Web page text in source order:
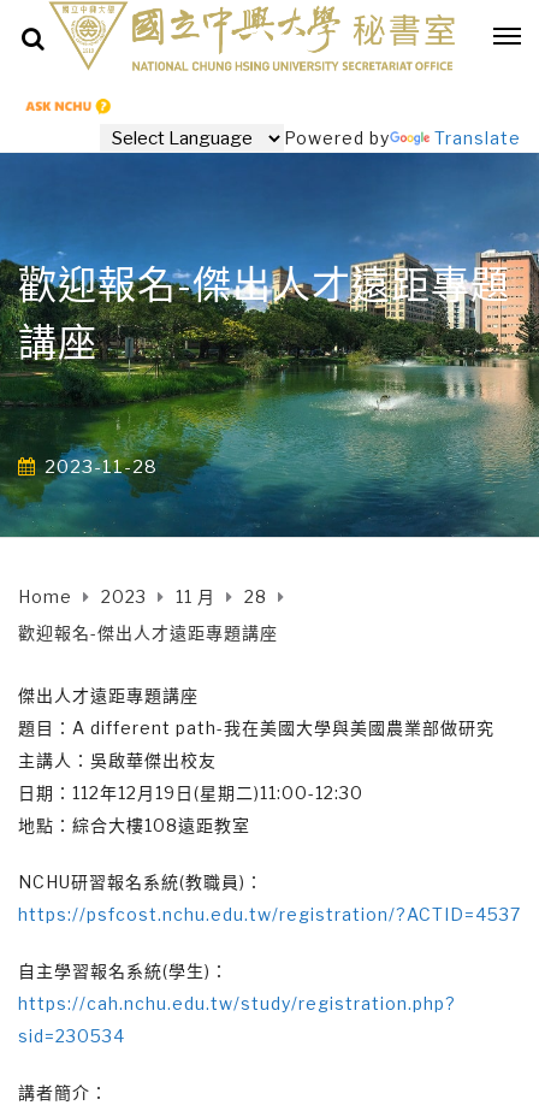
Powered by Translate
歡迎報名-傑出人才遠距專題
講座
2023-11-28
Home 2023 11 月
28
歡迎報名-傑出人才遠距專題講座
傑出人才遠距專題講座
題目：A different path-我在美國大學與美國農業部做研究
主講人：吳啟華傑出校友
日期：112年12月19日(星期二)11:00-12:30
地點：綜合大樓108遠距教室
NCHU研習報名系統(教職員)：
https://psfcost.nchu.edu.tw/registration/?ACTID=4537
自主學習報名系統(學生)：
https://cah.nchu.edu.tw/study/registration.php?
sid=230534
講者簡介：